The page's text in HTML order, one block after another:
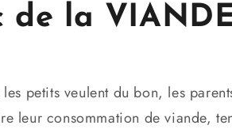
de la
petits veulent du bon, les
leur consommation de viande,